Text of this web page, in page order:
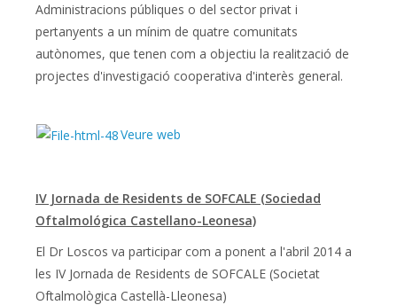
Administracions públiques o del sector privat i
pertanyents a un mínim de quatre comunitats
autònomes, que tenen com a objectiu la realització de
projectes d'investigació cooperativa d'interès general.
Veure web
IV Jornada de Residents de SOFCALE (Sociedad
Oftalmológica Castellano-Leonesa)
El Dr Loscos va participar com a ponent a l'abril 2014 a
les IV Jornada de Residents de SOFCALE (Societat
Oftalmològica Castellà-Lleonesa)